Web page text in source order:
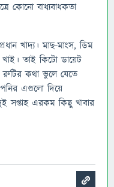
কোনো বাধ্যবাধকতা
খাদ্য। মাছ-মাংস, ডিম
তাই কিটো ডায়েট
কথা ভুলে যেতে
এগুলো দিয়ে
সপ্তাহ এরকম কিছু খাবার